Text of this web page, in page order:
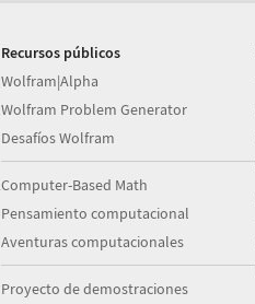
Recursos públicos
Wolfram|Alpha
Wolfram Problem Generator
Desafíos Wolfram
Computer-Based Math
Pensamiento computacional
Aventuras computacionales
Proyecto de demostraciones